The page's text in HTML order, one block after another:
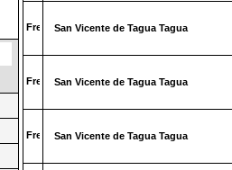
San Vicente de Tagua Tagua
San Vicente de Tagua Tagua
San Vicente de Tagua Tagua